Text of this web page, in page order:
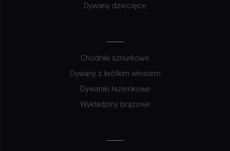
Dywany dziecięce
Chodniki sznurkowe
Dywany z krótkim włosiem
Dywaniki łazienkowe
Wykładziny brązowe